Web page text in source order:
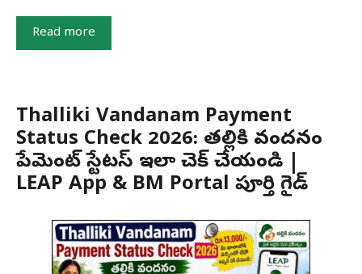
Read more
Thalliki Vandanam Payment
Status Check 2026: తల్లికి వందనం
పేమెంట్ స్టేటస్ ఇలా చెక్ చేయండి |
LEAP App & BM Portal పూర్తి గైడ్